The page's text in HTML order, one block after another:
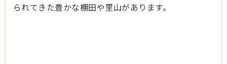
られてきた豊かな棚田や里山があります。